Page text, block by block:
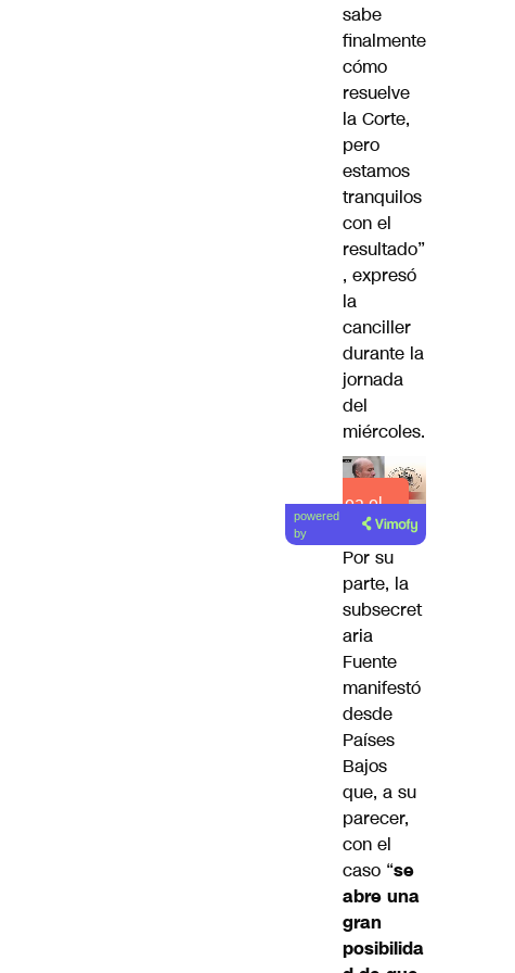
sabe
finalmente
cómo
resuelve
la Corte,
pero
estamos
tranquilos
con el
resultado”
, expresó
la
canciller
durante la
jornada
del
miércoles.
Lea el
artículo
powered
by
Por su
parte, la
subsecret
aria
Fuente
manifestó
desde
Países
Bajos
que, a su
parecer,
con el
caso “se
abre una
gran
posibilida